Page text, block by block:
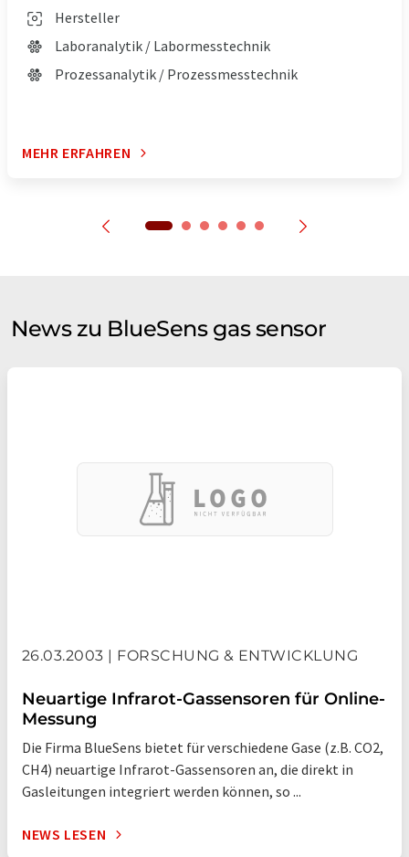
Hersteller
Laboranalytik / Labormesstechnik
Prozessanalytik / Prozessmesstechnik
MEHR ERFAHREN
News zu BlueSens gas sensor
26.03.2003 | FORSCHUNG & ENTWICKLUNG
Neuartige Infrarot-Gassensoren für Online-
Messung
Die Firma BlueSens bietet für verschiedene Gase (z.B. CO2,
CH4) neuartige Infrarot-Gassensoren an, die direkt in
Gasleitungen integriert werden können, so ...
NEWS LESEN